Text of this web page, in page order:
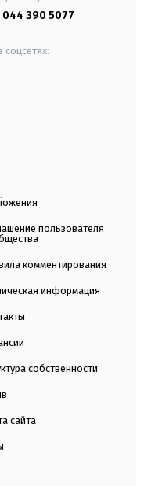
044 390 5077
соцсетях:
пользователя
комментирования
информация
собственности
сайта